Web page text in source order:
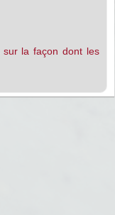
sur la façon dont les